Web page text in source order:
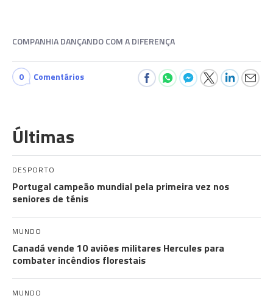
COMPANHIA DANÇANDO COM A DIFERENÇA
0 Comentários
Últimas
DESPORTO
Portugal campeão mundial pela primeira vez nos
seniores de ténis
MUNDO
Canadá vende 10 aviões militares Hercules para
combater incêndios florestais
MUNDO